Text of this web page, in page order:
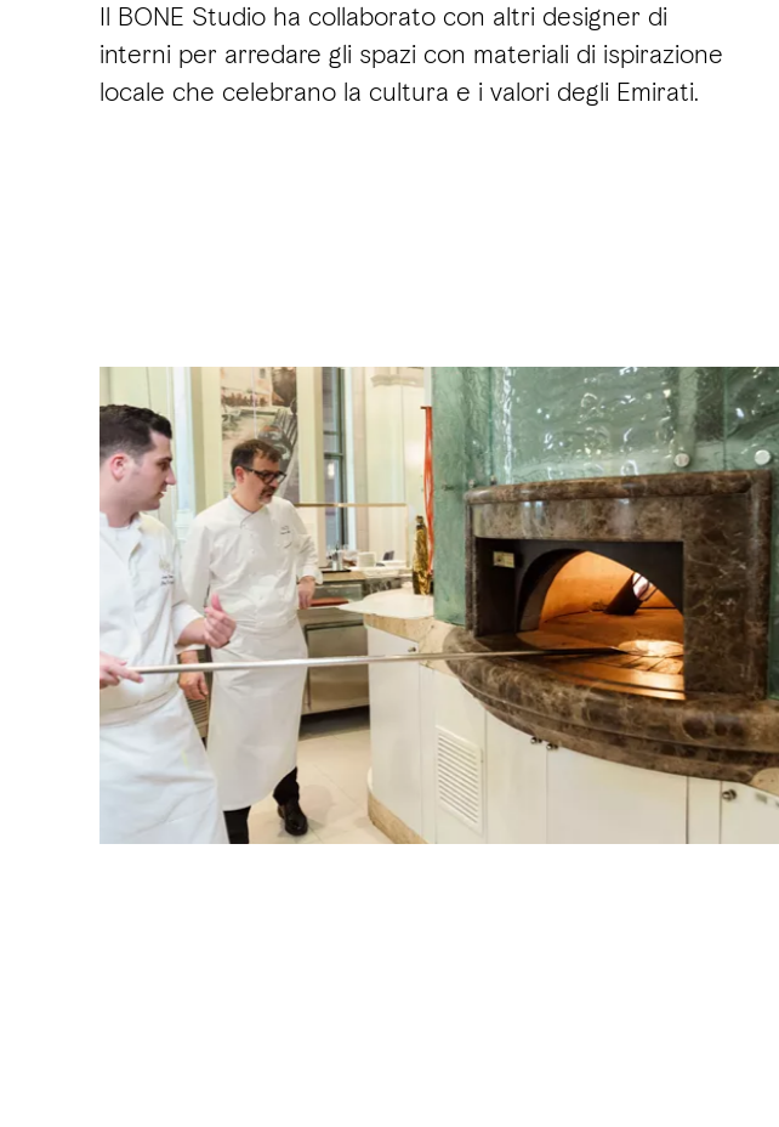
Il BONE Studio ha collaborato con altri designer di
interni per arredare gli spazi con materiali di ispirazione
locale che celebrano la cultura e i valori degli Emirati.